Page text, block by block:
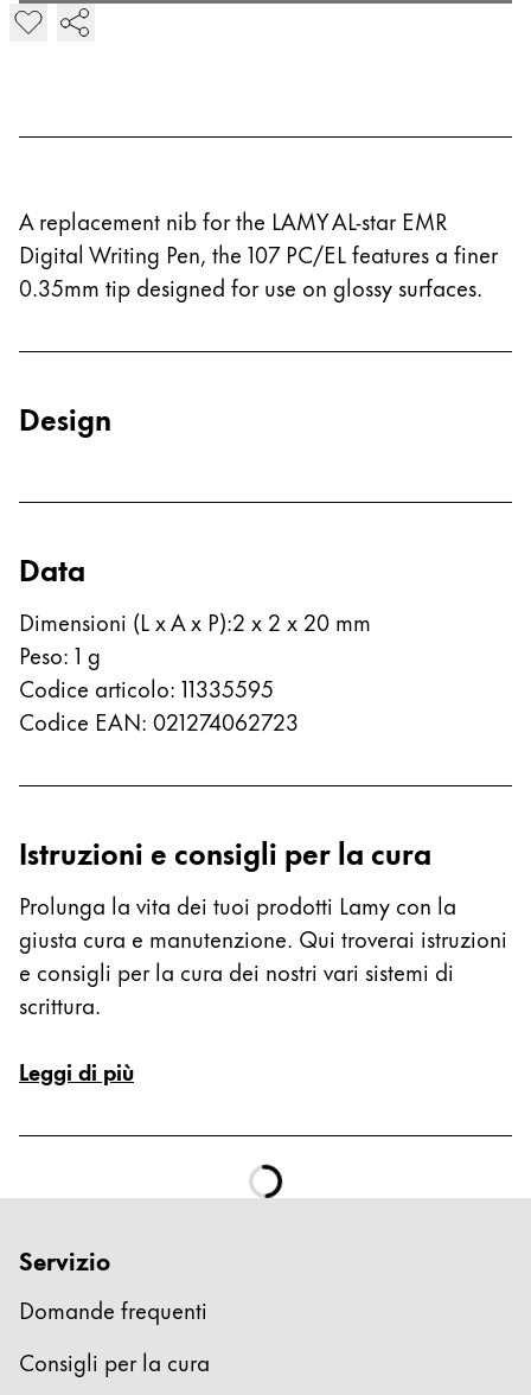
Ispirazione
Laboratorio di calligrafia
Azienda
Qualità
Responsabilità
Spirito pionieristico
IT/IT
Globale
La regione globale copre i paesi in cui Lamy non
Europa
Greece
Poland
polski
Romania
română
svenska
America Centrale e Caraibi
Nord America
Questa regione elenca i paesi con le lingue che
Sud America
Questa regione elenca i paesi con le lingue che
português
RegistratiRegistrati
LAMY Z107 PC/EL pointier for LAMY AL-star EMR Stylus
Aggiungi al carrello disabilitato La variante del prodotto
A replacement nib for the LAMY AL-star EMR
Digital Writing Pen, the 107 PC/EL features a finer
0.35mm tip designed for use on glossy surfaces.
Design
Data
Dimensioni (L x A x P):2 x 2 x 20 mm
Peso: 1 g
Codice articolo: 11335595
Codice EAN: 021274062723
Istruzioni e consigli per la cura
Prolunga la vita dei tuoi prodotti Lamy con la
giusta cura e manutenzione. Qui troverai istruzioni
e consigli per la cura dei nostri vari sistemi di
scrittura.
Leggi di più
Servizio
Domande frequenti
Consigli per la cura